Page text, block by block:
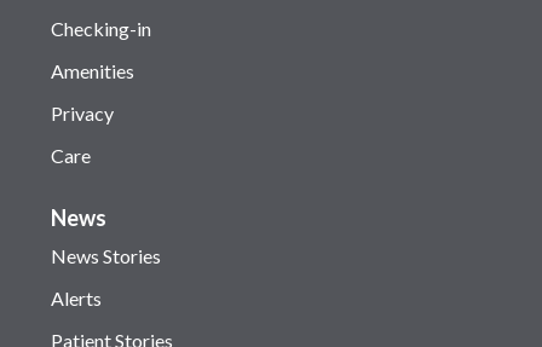
Checking-in
Amenities
Privacy
Care
News
News Stories
Alerts
Patient Stories